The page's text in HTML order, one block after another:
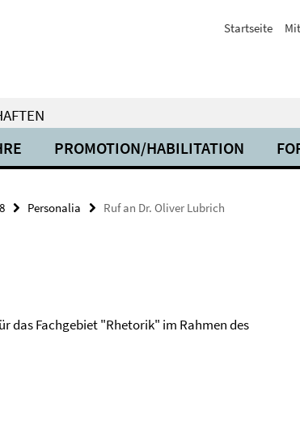
Startseite
PROMOTION/HABILITATION
Personalia Ruf an Dr. Oliver Lubrich
das Fachgebiet "Rhetorik" im Rahmen des